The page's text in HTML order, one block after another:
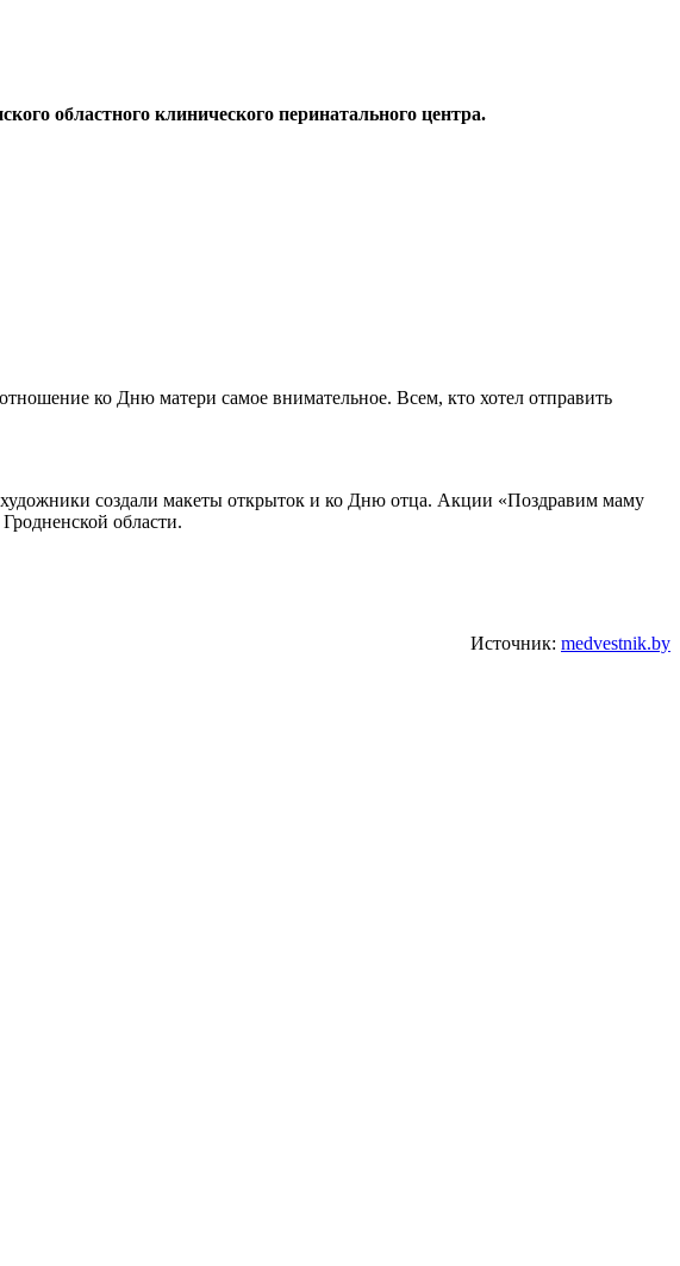
областного клинического перинатального центра.
ко Дню матери самое внимательное. Всем, кто хотел отправить
создали макеты открыток и ко Дню отца. Акции «Поздравим маму
области.
Источник: medvestnik.by